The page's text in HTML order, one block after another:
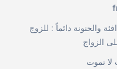
والحنونة دائماً : للزوج
الزواج
لا تموت